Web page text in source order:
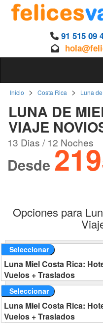
91 515 09
Inicio > Costa Rica > Luna
LUNA DE
VIAJE
13 Dias / 12 Noches
Desde
Opciones para
Seleccionar
Luna Miel Costa Rica:
Vuelos + Traslados
Seleccionar
Luna Miel Costa Rica:
Vuelos + Traslados